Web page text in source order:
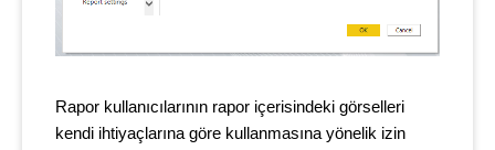
Rapor kullanıcılarının rapor içerisindeki görselleri
kendi ihtiyaçlarına göre kullanmasına yönelik izin